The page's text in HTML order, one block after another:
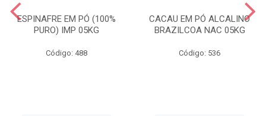
ESPINAFRE EM PÓ (100%
PURO) IMP 05KG
Código: 488
CACAU EM PÓ ALCALINO
BRAZILCOA NAC 05KG
Código: 536